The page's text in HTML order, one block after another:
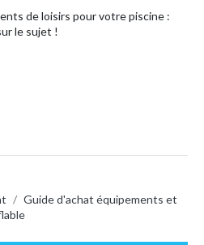
de loisirs pour votre piscine :
le sujet !
/ Guide d'achat équipements et